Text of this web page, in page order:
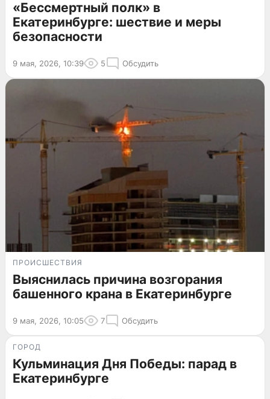
«Бессмертный полк» в
Екатеринбурге: шествие и меры
безопасности
9 мая, 2026, 10:39 5 Обсудить
ПРОИСШЕСТВИЯ
Выяснилась причина возгорания
башенного крана в Екатеринбурге
9 мая, 2026, 10:05 7 Обсудить
ГОРОД
Кульминация Дня Победы: парад в
Екатеринбурге